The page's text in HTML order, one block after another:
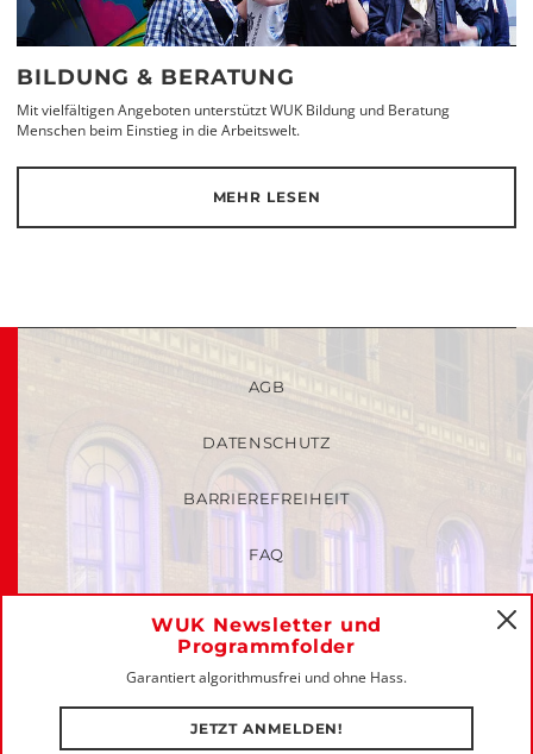
BILDUNG & BERATUNG
Mit vielfältigen Angeboten unterstützt WUK Bildung und Beratung
Menschen beim Einstieg in die Arbeitswelt.
MEHR LESEN
WUK Newsletter und
Programmfolder
Garantiert algorithmusfrei und ohne Hass.
JETZT ANMELDEN!
AGB
DATENSCHUTZ
BARRIEREFREIHEIT
FAQ
IMPRESSUM